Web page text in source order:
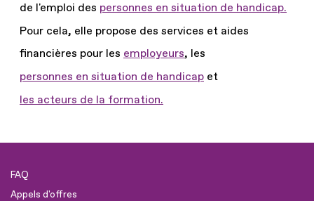
de l'emploi des personnes en situation de handicap.
Pour cela, elle propose des services et aides
financières pour les employeurs, les
personnes en situation de handicap et
les acteurs de la formation.
FAQ
Appels d'offres